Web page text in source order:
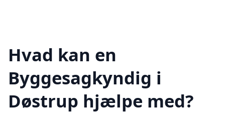
Hvad kan en
Byggesagkyndig i
Døstrup hjælpe med?